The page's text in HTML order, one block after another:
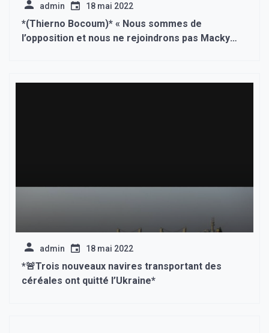
admin 18 mai 2022
*(Thierno Bocoum)* « Nous sommes de
l’opposition et nous ne rejoindrons pas Macky
admin 18 mai 2022
*🚨Trois nouveaux navires transportant des
céréales ont quitté l’Ukraine*